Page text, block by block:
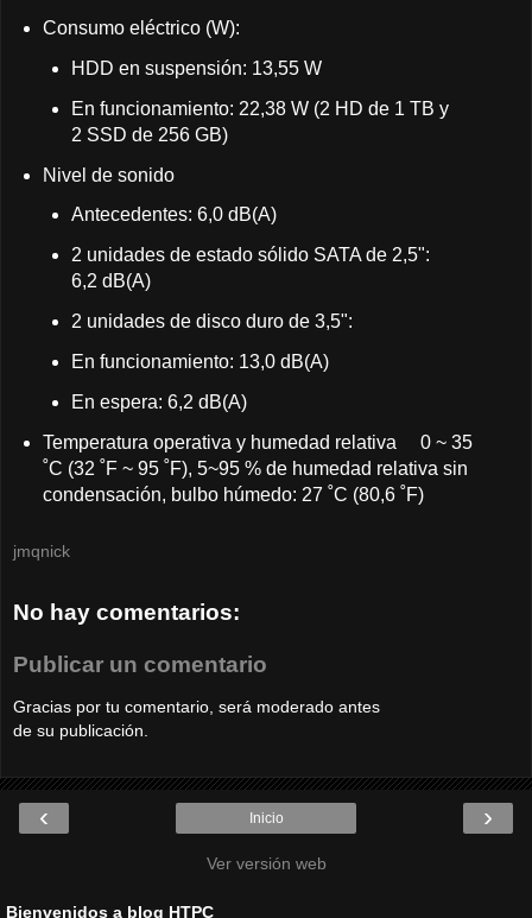
Consumo eléctrico (W):
HDD en suspensión: 13,55 W
En funcionamiento: 22,38 W (2 HD de 1 TB y
2 SSD de 256 GB)
Nivel de sonido
Antecedentes: 6,0 dB(A)
2 unidades de estado sólido SATA de 2,5":
6,2 dB(A)
2 unidades de disco duro de 3,5":
En funcionamiento: 13,0 dB(A)
En espera: 6,2 dB(A)
Temperatura operativa y humedad relativa 0 ~ 35
˚C (32 ˚F ~ 95 ˚F), 5~95 % de humedad relativa sin
condensación, bulbo húmedo: 27 ˚C (80,6 ˚F)
jmqnick
No hay comentarios:
Publicar un comentario
Gracias por tu comentario, será moderado antes
de su publicación.
‹ ›
Inicio
Ver versión web
Bienvenidos a blog HTPC